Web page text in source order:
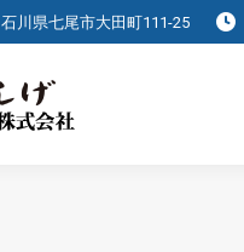
石川県七尾市大田町111-25